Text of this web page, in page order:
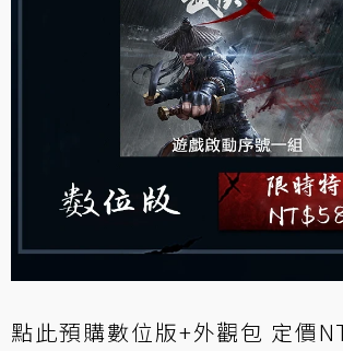
點此預購數位版+外觀包 定價